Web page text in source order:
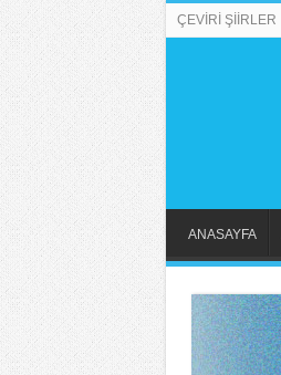
ÇEVİRİ ŞİİRLER
ANASAYFA